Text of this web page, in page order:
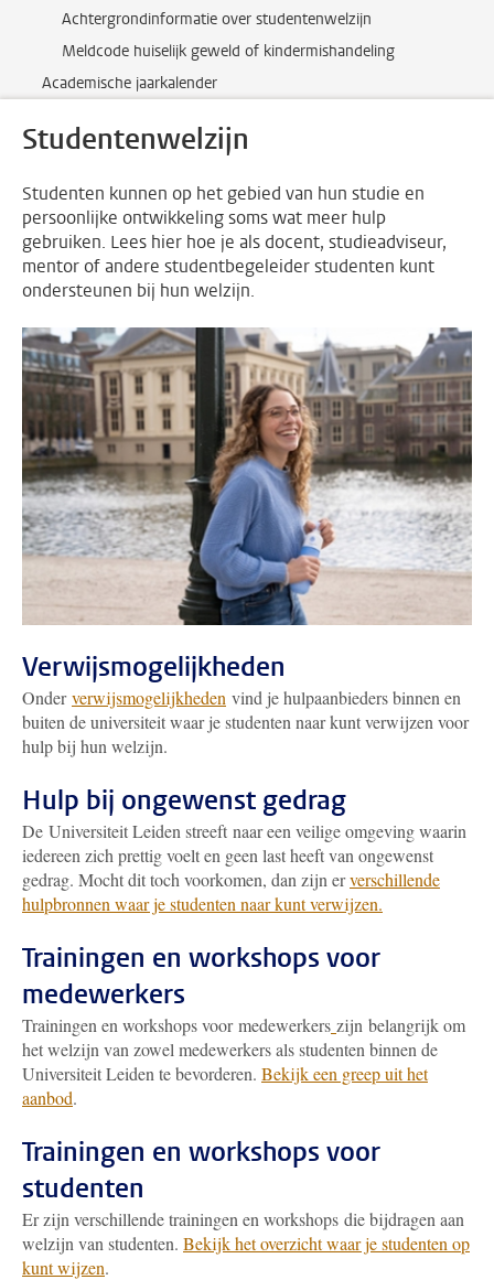
Achtergrondinformatie over studentenwelzijn
Meldcode huiselijk geweld of kindermishandeling
Academische jaarkalender
Studentenwelzijn
Studenten kunnen op het gebied van hun studie en
persoonlijke ontwikkeling soms wat meer hulp
gebruiken. Lees hier hoe je als docent, studieadviseur,
mentor of andere studentbegeleider studenten kunt
ondersteunen bij hun welzijn.
Verwijsmogelijkheden
Onderverwijsmogelijkheden vind je hulpaanbieders binnen en
buiten de universiteit waar je studenten naar kunt verwijzen voor
hulp bij hun welzijn.
Hulp bij ongewenst gedrag
De Universiteit Leiden streeft naar een veilige omgeving waarin
iedereen zich prettig voelt en geen last heeft van ongewenst
gedrag. Mocht dit toch voorkomen, dan zijn erverschillende
hulpbronnen waar je studenten naar kunt verwijzen.
Trainingen en workshops voor
medewerkers
Trainingen en workshops voor medewerkers zijn belangrijk om
het welzijn van zowel medewerkers als studenten binnen de
Universiteit Leiden te bevorderen. Bekijk een greep uit het
aanbod.
Trainingen en workshops voor
studenten
Er zijn verschillende trainingen en workshops die bijdragen aan
welzijn van studenten. Bekijk het overzicht waar je studenten op
kunt wijzen.